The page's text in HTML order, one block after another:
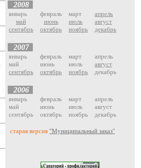
2008
январь февраль март
апрель
май
июнь июль
август
сентябрь
октябрь ноябрь декабрь
2007
январь февраль март
апрель
май
июнь июль
август
сентябрь
октябрь ноябрь декабрь
2006
январь февраль март
апрель
май
июнь июль
август
сентябрь
октябрь ноябрь декабрь
старая версия "Муниципальный заказ"